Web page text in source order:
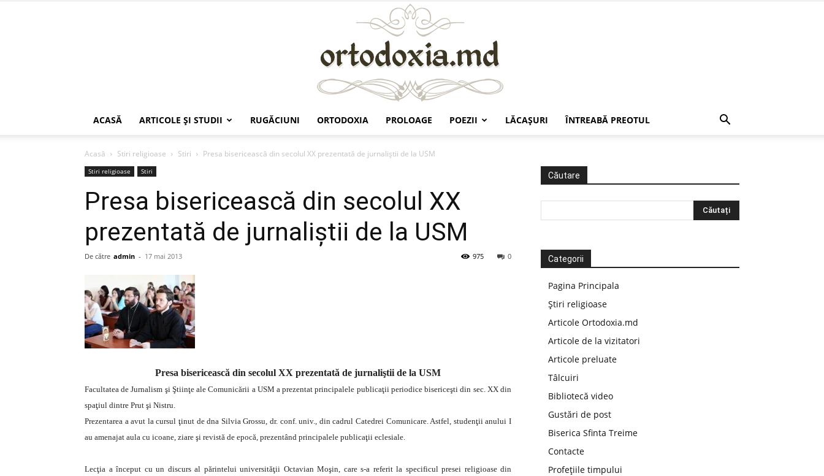
ACASĂ ARTICOLE ŞI STUDII RUGĂCIUNI ORTODOXIA PROLOAGE POEZII LĂCAŞURI ÎNTREABĂ PREOTUL
Acasă Stiri religioase Stiri Presa bisericească din secolul XX prezentată de jurnaliştii de la USM
Stiri religioase Stiri
Presa bisericească din secolul XX
prezentată de jurnaliştii de la USM
De către admin - 17 mai 2013 0
975
Presa bisericească din secolul XX prezentată de jurnaliştii de la USM
Facultatea de Jurnalism şi Ştiinţe ale Comunicării a USM a prezentat principalele publicaţii periodice bisericeşti din sec. XX din
spaţiul dintre Prut şi Nistru.
Prezentarea a avut la cursul ţinut de dna Silvia Grossu, dr. conf. univ., din cadrul Catedrei Comunicare. Astfel, studenţii anului I
au amenajat aula cu icoane, ziare şi revistă de epocă, prezentând principalele publicaţii eclesiale.
Lecţia a început cu un discurs al părintelui universităţii Octavian Moşin, care s-a referit la specificul presei religioase din
Căutare
Categorii
Pagina Principala
Știri religioase
Articole Ortodoxia.md
Articole de la vizitatori
Articole preluate
Tâlcuiri
Bibliotecă video
Gustări de post
Biserica Sfinta Treime
Contacte
Profețiile timpului